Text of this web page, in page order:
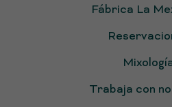
Fábrica La
Trabaja con